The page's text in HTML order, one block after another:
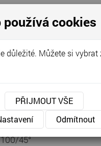
»Kanalizace -
venkovní»KG
45°
používá cookies
důležité. Můžete si vybrat
PŘIJMOUT VŠE
Odmítnout